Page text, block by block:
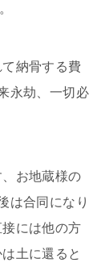
納骨する費
永劫、一切必
お地蔵様の
は合同になり
には他の方
土に還ると